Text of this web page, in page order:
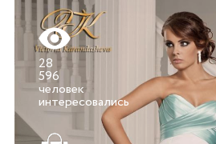
28
596
человек
интересовались